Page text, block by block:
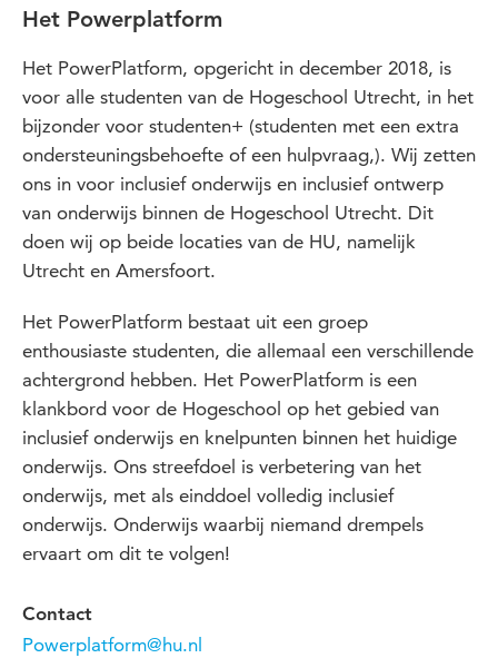
Het Powerplatform
Het PowerPlatform, opgericht in december 2018, is
voor alle studenten van de Hogeschool Utrecht, in het
bijzonder voor studenten+ (studenten met een extra
ondersteuningsbehoefte of een hulpvraag,). Wij zetten
ons in voor inclusief onderwijs en inclusief ontwerp
van onderwijs binnen de Hogeschool Utrecht. Dit
doen wij op beide locaties van de HU, namelijk
Utrecht en Amersfoort.
Het PowerPlatform bestaat uit een groep
enthousiaste studenten, die allemaal een verschillende
achtergrond hebben. Het PowerPlatform is een
klankbord voor de Hogeschool op het gebied van
inclusief onderwijs en knelpunten binnen het huidige
onderwijs. Ons streefdoel is verbetering van het
onderwijs, met als einddoel volledig inclusief
onderwijs. Onderwijs waarbij niemand drempels
ervaart om dit te volgen!
Contact
Powerplatform@hu.nl